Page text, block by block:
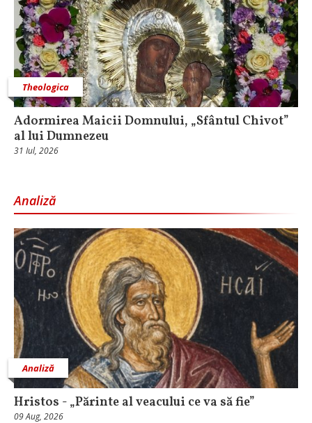
Theologica
Adormirea Maicii Domnului, „Sfântul Chivot”
al lui Dumnezeu
31 Iul, 2026
Analiză
Analiză
Hristos - „Părinte al veacului ce va să fie”
09 Aug, 2026